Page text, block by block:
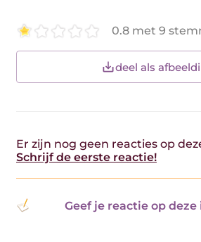
0.8 met 9
deel als
Er zijn nog geen reacties op
Schrijf de eerste reactie!
Geef je reactie op